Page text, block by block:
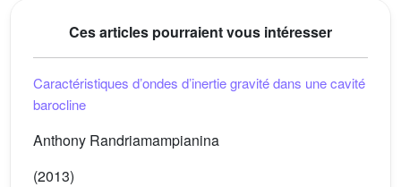
Ces articles pourraient vous intéresser
Caractéristiques dʼondes dʼinertie gravité dans une cavité
barocline
Anthony Randriamampianina
(2013)